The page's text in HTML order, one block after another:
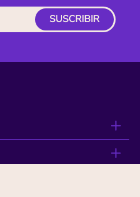
SUSCRIBIR